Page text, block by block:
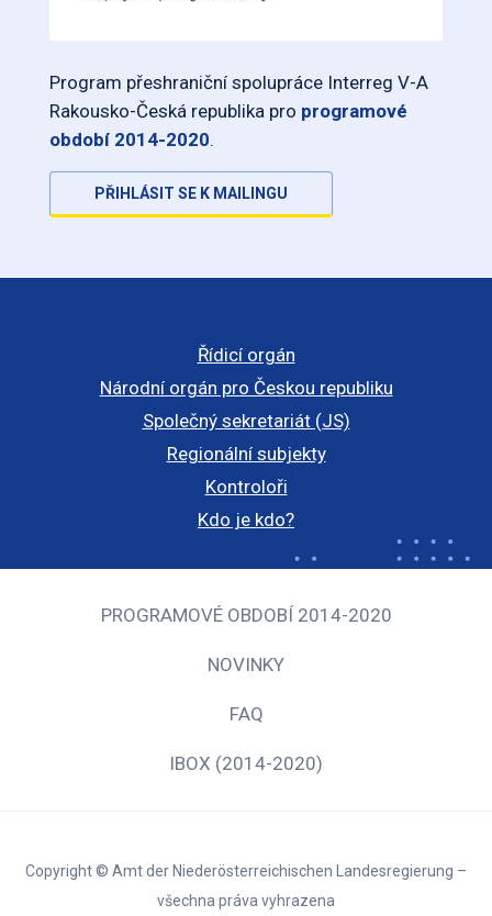
Program přeshraniční spolupráce Interreg V-A
Rakousko-Česká republika pro programové
období 2014-2020.
PŘIHLÁSIT SE K MAILINGU
Řídicí orgán
Národní orgán pro Českou republiku
Společný sekretariát (JS)
Regionální subjekty
Kontroloři
Kdo je kdo?
PROGRAMOVÉ OBDOBÍ 2014-2020
NOVINKY
FAQ
IBOX (2014-2020)
Copyright © Amt der Niederösterreichischen Landesregierung –
všechna práva vyhrazena